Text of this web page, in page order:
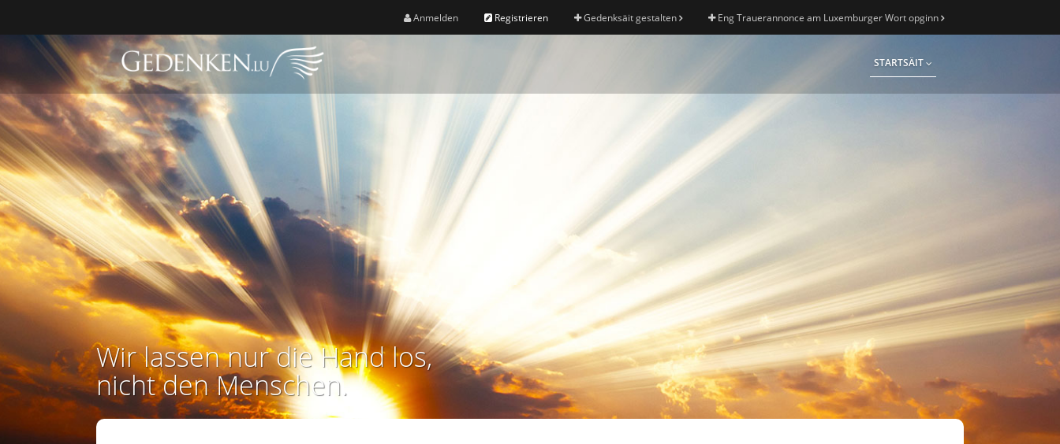
Anmelden Registrieren Gedenksäit gestalten Eng Trauerannonce am Luxemburger Wort opginn
STARTSÄIT
Wir lassen nur die Hand los,
nicht den Menschen.